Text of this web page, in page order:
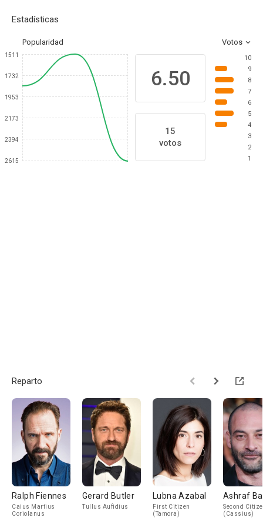
Estadísticas
Popularidad Votos
1511
1732
1953
2173
2394
2615
6.50
15
votos
10
9
8
7
6
5
4
3
2
1
Reparto
Ralph Fiennes
Caius Martius
Coriolanus
Gerard Butler
Tullus Aufidius
Lubna Azabal
First Citizen
(Tamora)
Ashraf
Second
(Cassius)